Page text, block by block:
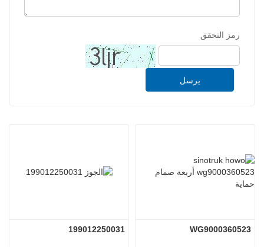
رمز التحقق
يرسل
199012250031 WG9000360523